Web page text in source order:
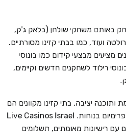
באותם משחקי שולחן (בלאק ג'ק,
ועוד, כמו בבתי קזינו מסורתיים.
מציעים מבצעי קידום כמו בונוסי
רילוד לשחקנים חדשים וקיימים,
יציבה, בתי קזינו מקוונים הם
דרך מצוינת ליהנות ממשחקי פרימיום בנוחות. Live Casinos Israel
עם רישיונות מאומתים, תשלומים